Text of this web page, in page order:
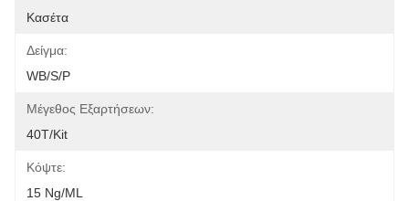
Κασέτα
Δείγμα:
WB/S/P
Μέγεθος Εξαρτήσεων:
40T/Kit
Κόψτε:
15 Ng/mL